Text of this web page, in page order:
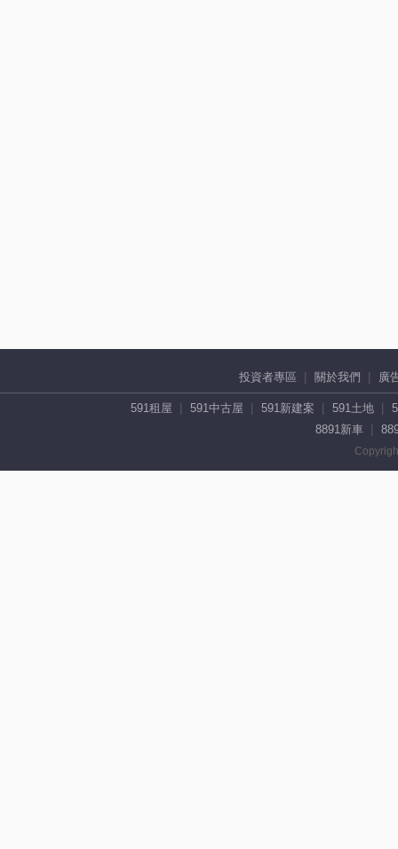
投資者專區 關於我們 廣
591租屋 591中古屋 591新建案 591土地
8891新車